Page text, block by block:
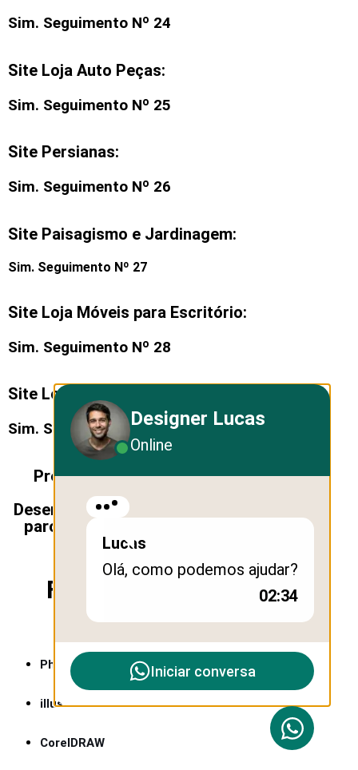
Sim. Seguimento Nº 24
Site Loja Auto Peças:
Sim. Seguimento Nº 25
Site Persianas:
Sim. Seguimento Nº 26
Site Paisagismo e Jardinagem:
Sim. Seguimento Nº 27
Site Loja Móveis para Escritório:
Sim. Seguimento Nº 28
Site Loja de Quadros de Parede:
Sim. Seguimento Nº 29
Profissionais Freelancer ou
Agência de Design e
Desenvolvimento Web? Fazemos
parceria preço com Desconto
nos Serviços.
Ferramentas Tools que
Utilizamos:
Photoshop
illustrator
CorelDRAW
Designer Lucas
Online
Lucas
Olá, como podemos ajudar?
02:34
Iniciar conversa